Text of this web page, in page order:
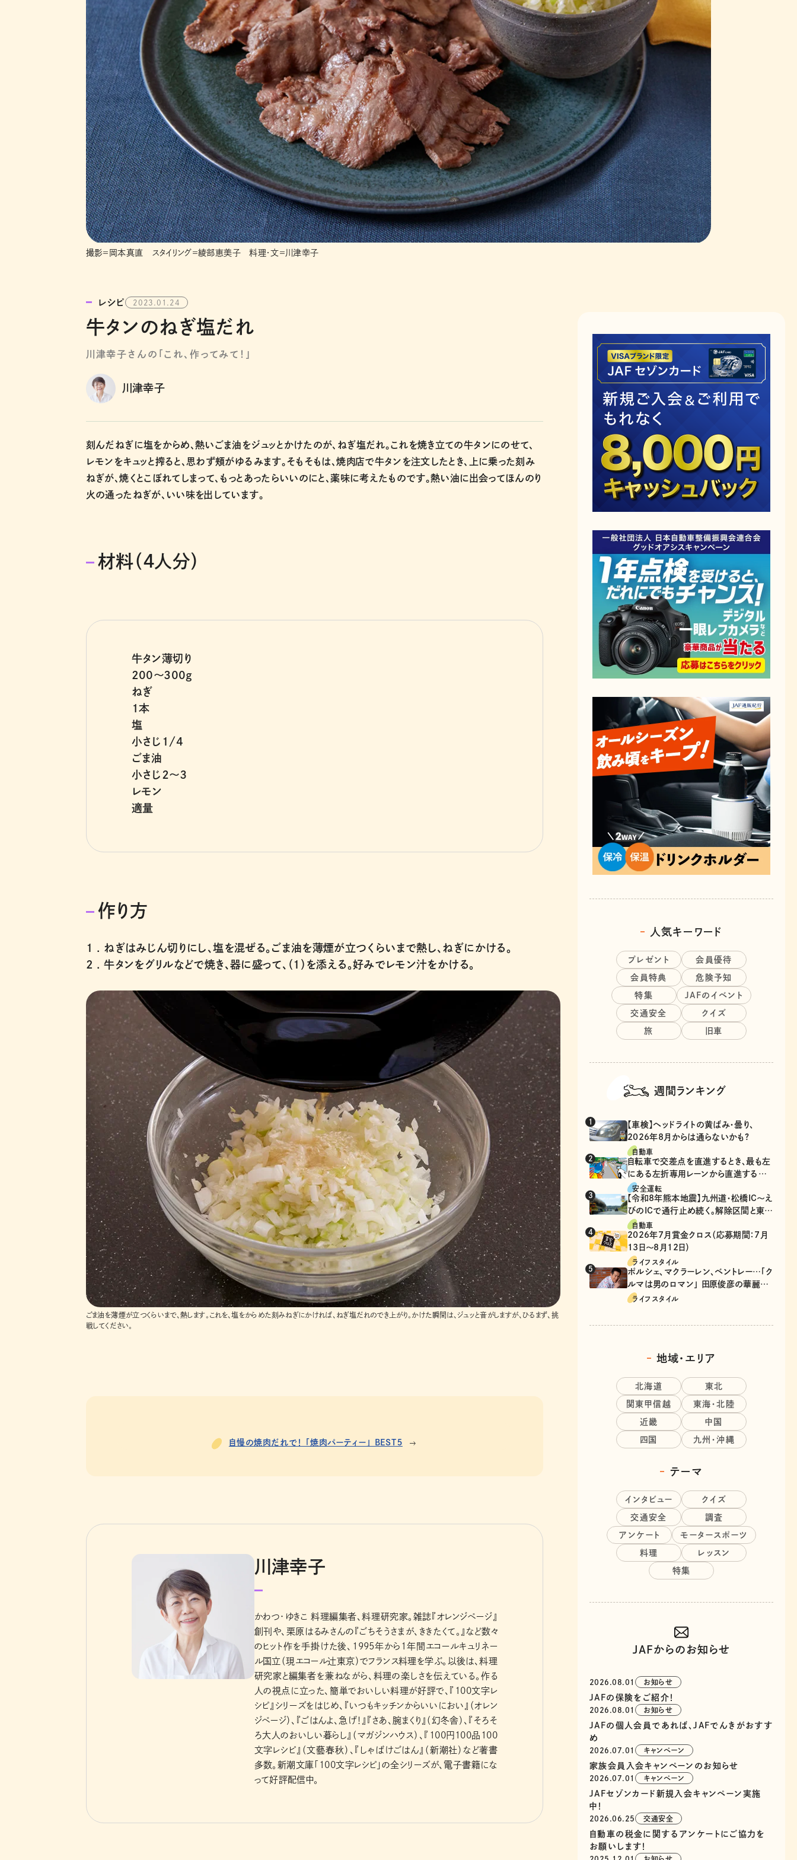
撮影＝岡本真直 スタイリング＝綾部恵美子 料理・文＝川津幸子
レシピ 2023.01.24
牛タンのねぎ塩だれ
川津幸子さんの「これ、作ってみて！」
川津幸子
刻んだねぎに塩をからめ、熱いごま油をジュッとかけたのが、ねぎ塩だれ。これを焼き立ての牛タンにのせて、
レモンをキュッと搾ると、思わず頬がゆるみます。そもそもは、焼肉店で牛タンを注文したとき、上に乗った刻み
ねぎが、焼くとこぼれてしまって、もっとあったらいいのにと、薬味に考えたものです。熱い油に出会ってほんのり
火の通ったねぎが、いい味を出しています。
材料（４人分）
牛タン薄切り
200〜300g
ねぎ
１本
塩
小さじ1/4
ごま油
小さじ２〜３
レモン
適量
作り方
1 . ねぎはみじん切りにし、塩を混ぜる。ごま油を薄煙が立つくらいまで熱し、ねぎにかける。
2 .牛タンをグリルなどで焼き、器に盛って、（1）を添える。好みでレモン汁をかける。
ごま油を薄煙が立つくらいまで、熱します。これを、塩をからめた刻みねぎにかければ、ねぎ塩だれのでき上がり。かけた瞬間は、ジュッと音がしますが、ひるまず、挑
戦してください。
自慢の焼肉だれで！ 「焼肉パーティー」 BEST５
川津幸子
かわつ・ゆきこ 料理編集者、料理研究家。雑誌『オレンジページ』
創刊や、栗原はるみさんの『ごちそうさまが、ききたくて。』など数々
のヒット作を手掛けた後、1995年から1年間エコールキュリネー
ル国立（現エコール辻東京）でフランス料理を学ぶ。以後は、料理
研究家と編集者を兼ねながら、料理の楽しさを伝えている。作る
人の視点に立った、簡単でおいしい料理が好評で、『100文字レ
シピ』シリーズをはじめ、『いつもキッチンからいいにおい』（オレン
ジページ）、『ごはんよ、急げ！』『さあ、腕まくり』（幻冬舎）、『そろそ
ろ大人のおいしい暮らし』（マガジンハウス）、『100円100品100
文字レシピ』（文藝春秋）、『しゃばけごはん』（新潮社）など著書
多数。新潮文庫「100文字レシピ」の全シリーズが、電子書籍にな
って好評配信中。
人気キーワード
プレゼント 会員優待
会員特典 危険予知
特集 JAFのイベント
交通安全 クイズ
旅 旧車
週間ランキング
【車検】ヘッドライトの黄ばみ・曇り、
2026年8月からは通らないかも?
自動車
自転車で交差点を直進するとき、最も左
にある左折専用レーンから直進するの
は、違反？
安全運転
【令和8年熊本地震】九州道・松橋IC～え
びのICで通行止め続く。解除区間と東九
州道の迂回ルート
自動車
2026年7月賞金クロス（応募期間：7月
13日～8月12日）
ライフスタイル
ポルシェ、マクラーレン、ベントレー…「ク
ルマは男のロマン」 田原俊彦の華麗な
る愛車遍歴
ライフスタイル
地域・エリア
北海道 東北
関東甲信越 東海・北陸
近畿 中国
四国 九州・沖縄
テーマ
インタビュー クイズ
交通安全 調査
アンケート モータースポーツ
料理 レッスン
特集
JAFからのお知らせ
2026.08.01 お知らせ
JAFの保険をご紹介！
2026.08.01 お知らせ
JAFの個人会員であれば、JAFでんきがおすす
め
2026.07.01 キャンペーン
家族会員入会キャンペーンのお知らせ
2026.07.01 キャンペーン
JAFセゾンカード新規入会キャンペーン実施
中！
2026.06.25 交通安全
自動車の税金に関するアンケートにご協力を
お願いします！